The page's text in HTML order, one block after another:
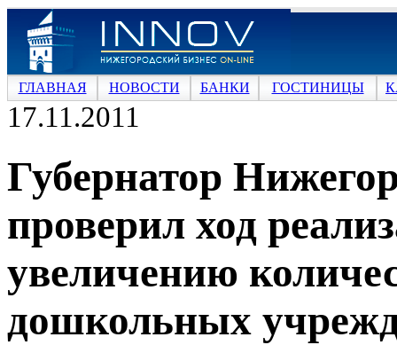
ГЛАВНАЯ НОВОСТИ БАНКИ ГОСТИНИЦЫ
17.11.2011
Губернатор
проверил ход
увеличению
дошкольных